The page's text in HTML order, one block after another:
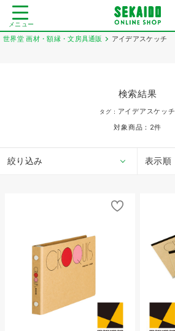
メニュー
世界堂 画材・額縁・文房具通販 アイデアスケッチ
検索結果
タグ： アイデアスケッチ
対象商品： 2件
絞り込み 表示順